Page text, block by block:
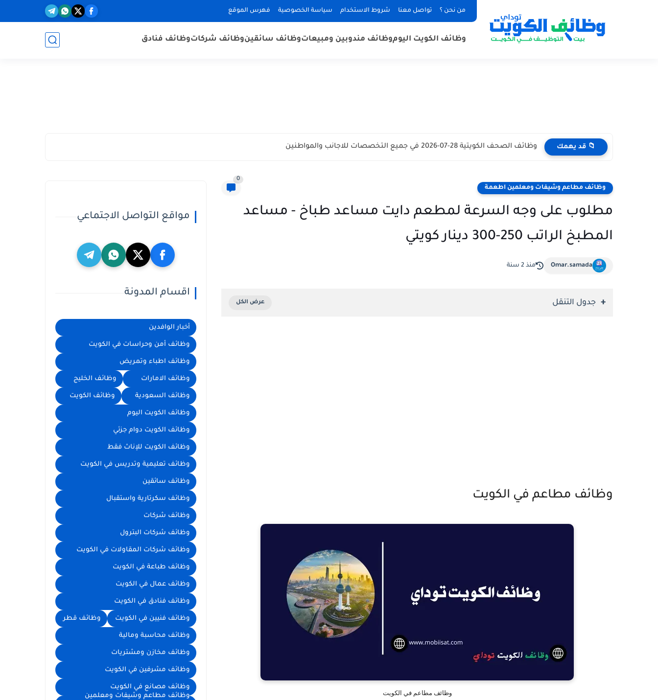
من نحن ؟ تواصل معنا شروط الاستخدام سياسة الخصوصية فهرس الموقع
وظائف الكويت اليوموظائف مندوبين ومبيعاتوظائف سائقينوظائف شركاتوظائف فنادق
📁 قد يهمك وظائف الصحف الكويتية 28-07-2026 في جميع التخصصات للاجانب والمواطنين
وظائف مطاعم وشيفات ومعلمين اطعمة
0
مطلوب على وجه السرعة لمطعم دايت مساعد طباخ - مساعد
المطبخ الراتب 250-300 دينار كويتي
Omar.samada منذ 2 سنة
جدول التنقل
وظائف مطاعم في الكويت
وظائف مطاعم في الكويت
مواقع التواصل الاجتماعي
اقسام المدونة
أخبار الوافدين
وظائف أمن وحراسات في الكويت
وظائف اطباء وتمريض
وظائف الامارات وظائف الخليج
وظائف السعودية وظائف الكويت
وظائف الكويت اليوم
وظائف الكويت دوام جزئي
وظائف الكويت للإناث فقط
وظائف تعليمية وتدريس في الكويت
وظائف سائقين
وظائف سكرتارية واستقبال
وظائف شركات
وظائف شركات البترول
وظائف شركات المقاولات في الكويت
وظائف طباعة في الكويت
وظائف عمال في الكويت
وظائف فنادق في الكويت
وظائف فنيين في الكويت وظائف قطر
وظائف محاسبة ومالية
وظائف مخازن ومشتريات
وظائف مشرفين في الكويت
وظائف مصانع في الكويت
وظائف مطاعم وشيفات ومعلمين